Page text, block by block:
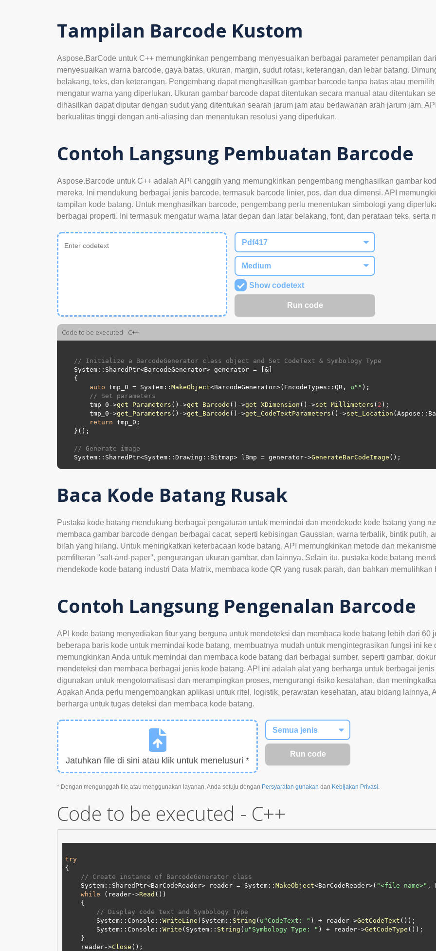
Tampilan Barcode Kustom
Aspose.BarCode untuk C++ memungkinkan pengembang menyesuaikan berbagai parameter penampilan
menyesuaikan warna barcode, gaya batas, ukuran, margin, sudut rotasi, keterangan, dan lebar batang.
belakang, teks, dan keterangan. Pengembang dapat menghasilkan gambar barcode tanpa batas atau
mengatur warna yang diperlukan. Ukuran gambar barcode dapat ditentukan secara manual atau ditentukan
dihasilkan dapat diputar dengan sudut yang ditentukan searah jarum jam atau berlawanan arah jarum jam.
berkualitas tinggi dengan anti-aliasing dan menentukan resolusi yang diperlukan.
Contoh Langsung Pembuatan Barcode
Aspose.Barcode untuk C++ adalah API canggih yang memungkinkan pengembang menghasilkan gambar
mereka. Ini mendukung berbagai jenis barcode, termasuk barcode linier, pos, dan dua dimensi. API
tampilan kode batang. Untuk menghasilkan barcode, pengembang perlu menentukan simbologi yang
berbagai properti. Ini termasuk mengatur warna latar depan dan latar belakang, font, dan perataan teks, serta
Show codetext
Code to be executed - C++
// Initialize a BarcodeGenerator class object and Set CodeText & Symbology Type
System::SharedPtr<BarcodeGenerator> generator = [&]
{
auto tmp_0 = System:: MakeObject<BarcodeGenerator>(EncodeTypes:: QR , u" " );
// Set parameters
    tmp_0->
get_Parameters ()->get_Barcode ()->get_XDimension ()->set_Millimeters ( 2 );
    tmp_0->
get_Parameters ()->get_Barcode ()->get_CodeTextParameters ()->set_Location
return tmp_0;
}();
// Generate image
System::SharedPtr<System::Drawing::Bitmap> lBmp = generator->GenerateBarCodeImage
Baca Kode Batang Rusak
Pustaka kode batang mendukung berbagai pengaturan untuk memindai dan mendekode kode batang yang
membaca gambar barcode dengan berbagai cacat, seperti kebisingan Gaussian, warna terbalik, bintik putih,
bilah yang hilang. Untuk meningkatkan keterbacaan kode batang, API memungkinkan metode dan
pemfilteran "salt-and-paper", pengurangan ukuran gambar, dan lainnya. Selain itu, pustaka kode batang
mendekode kode batang industri Data Matrix, membaca kode QR yang rusak parah, dan bahkan
Contoh Langsung Pengenalan Barcode
API kode batang menyediakan fitur yang berguna untuk mendeteksi dan membaca kode batang lebih dari 60
beberapa baris kode untuk memindai kode batang, membuatnya mudah untuk mengintegrasikan fungsi ini
memungkinkan Anda untuk memindai dan membaca kode batang dari berbagai sumber, seperti gambar,
mendeteksi dan membaca berbagai jenis kode batang, API ini adalah alat yang berharga untuk berbagai
digunakan untuk mengotomatisasi dan merampingkan proses, mengurangi risiko kesalahan, dan
Apakah Anda perlu mengembangkan aplikasi untuk ritel, logistik, perawatan kesehatan, atau bidang lainnya,
berharga untuk tugas deteksi dan membaca kode batang.
Jatuhkan file di sini atau klik untuk menelusuri *
* Dengan mengunggah file atau menggunakan layanan, Anda setuju dengan Persyaratan gunakan dan Kebijakan Privasi.
Code to be executed - C++
try
{
// Create instance of BarcodeGenerator class
    System::SharedPtr<BarCodeReader> reader = System::
MakeObject<BarCodeReader>( "<file name>" ,
while (reader->Read ())
// Display code text and Symbology Type
        System::Console::
WriteLine (System:: String ( u"CodeText: " ) + reader->GetCodeText ());
        System::Console::
Write (System:: String ( u"Symbology Type: " ) + reader->GetCodeType ());
    reader->
Close ();